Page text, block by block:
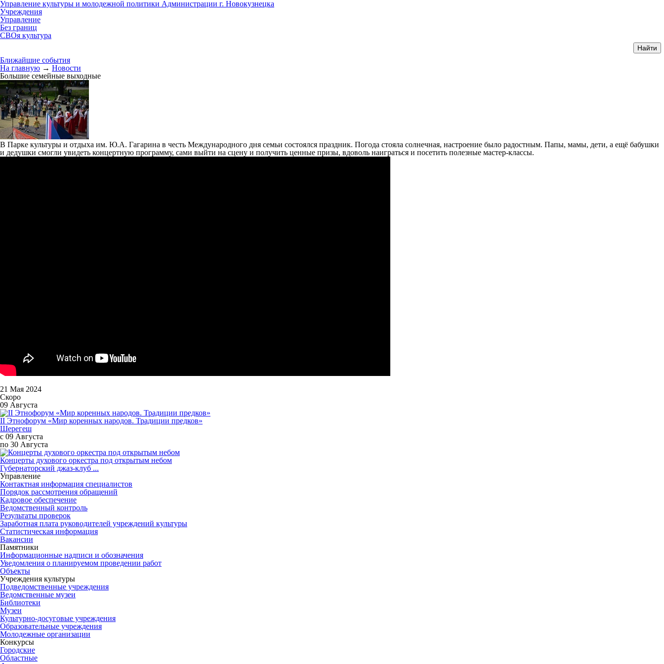
Управление культуры и молодежной политики Администрации г. Новокузнецка
Учреждения
Управление
Без границ
СВОя культура
Ближайшие события
На главную → Новости
Большие семейные выходные
В Парке культуры и отдыха им. Ю.А. Гагарина в честь Международного дня семьи состоялся праздник. Погода стояла солнечная, настроение было радостным. Папы, мамы, дети, а ещё бабушки
и дедушки смогли увидеть концертную программу, сами выйти на сцену и получить ценные призы, вдоволь наиграться и посетить полезные мастер-классы.
21 Мая 2024
Скоро
09 Августа
II Этнофорум «Мир коренных народов. Традиции предков»
Шерегеш
с 09 Августа
по 30 Августа
Концерты духового оркестра под открытым небом
Губернаторский джаз-клуб ...
Управление
Контактная информация специалистов
Порядок рассмотрения обращений
Кадровое обеспечение
Ведомственный контроль
Результаты проверок
Заработная плата руководителей учреждений культуры
Статистическая информация
Вакансии
Памятники
Информационные надписи и обозначения
Уведомления о планируемом проведении работ
Объекты
Учреждения культуры
Подведомственные учреждения
Ведомственные музеи
Библиотеки
Музеи
Культурно-досуговые учреждения
Образовательные учреждения
Молодежные организации
Конкурсы
Городские
Областные